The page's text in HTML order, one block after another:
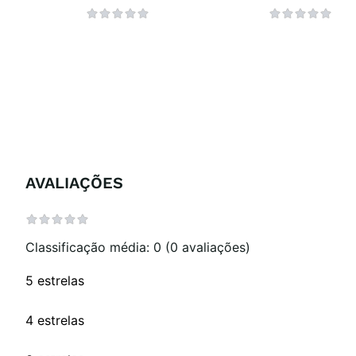
AVALIAÇÕES
Classificação média: 0 (0 avaliações)
5 estrelas
4 estrelas